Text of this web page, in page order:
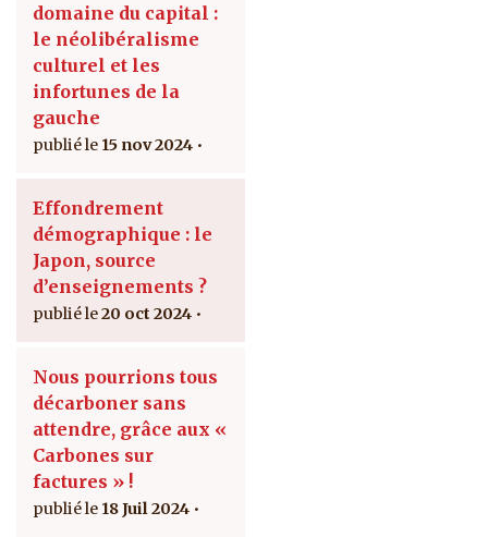
domaine du capital :
le néolibéralisme
culturel et les
infortunes de la
gauche
15 nov 2024
Effondrement
démographique : le
Japon, source
d’enseignements ?
20 oct 2024
Nous pourrions tous
décarboner sans
attendre, grâce aux «
Carbones sur
factures » !
18 Juil 2024